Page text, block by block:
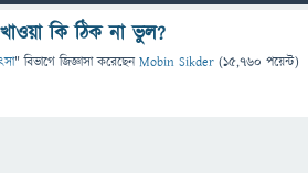
কি ঠিক না ভুল?
" বিভাগে জিজ্ঞাসাকরেছেনMobin Sikder (15,760 পয়েন্ট)